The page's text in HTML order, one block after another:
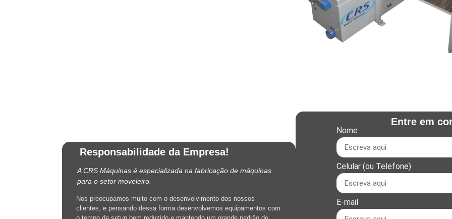
Responsabilidade da Empresa!
A CRS Máquinas é especializada na fabricação de máquinas
para o setor moveleiro.
Nos preocupamos muito com o desenvolvimento dos nossos
clientes, e pensando dessa forma desenvolvemos equipamentos com
Entre em
Nome
Celular (ou Telefone)
E-mail